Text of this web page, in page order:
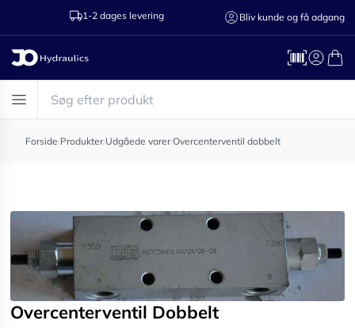
1-2 dages levering Ring til os
Bliv kunde og få adgang
Forside/Produkter/Udgåede varer/Overcenterventil dobbelt
Overcenterventil Dobbelt